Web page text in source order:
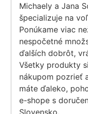
Michaely a Jana
špecializuje na
Ponúkame viac
nespočetné
ďalších dobrôt,
Všetky produkty
nákupom pozrieť
máte ďaleko,
e-shope s